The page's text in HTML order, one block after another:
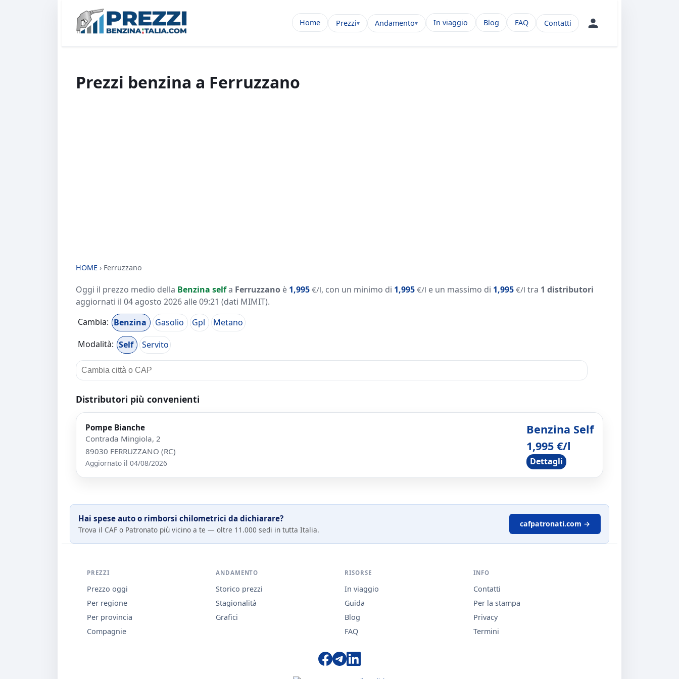
Home Prezzi Andamento In viaggio Blog FAQ Contatti
Prezzi benzina a Ferruzzano
HOME › Ferruzzano
Oggi il prezzo medio della Benzina selfa Ferruzzano è 1,995 €/l, con un minimo di 1,995 €/l e un massimo di 1,995 €/l tra 1 distributori
aggiornati il 04 agosto 2026 alle 09:21 (dati MIMIT).
Cambia: Benzina Gasolio Gpl
Metano
Modalità: Self Servito
Distributori più convenienti
Pompe Bianche
Contrada Mingiola, 2
89030 FERRUZZANO (RC)
Aggiornato il 04/08/2026
Benzina Self
1,995 €/l
Dettagli
Hai spese auto o rimborsi chilometrici da dichiarare?
Trova il CAF o Patronato più vicino a te — oltre 11.000 sedi in tutta Italia.
cafpatronati.com →
PREZZI
Prezzo oggi
Per regione
Per provincia
Compagnie
ANDAMENTO
Storico prezzi
Stagionalità
Grafici
RISORSE
In viaggio
Guida
Blog
FAQ
INFO
Contatti
Per la stampa
Privacy
Termini